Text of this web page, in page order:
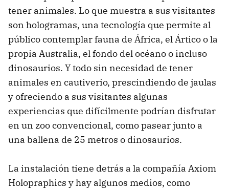
tener animales. Lo que muestra a sus visitantes
son hologramas, una tecnología que permite al
público contemplar fauna de África, el Ártico o la
propia Australia, el fondo del océano o incluso
dinosaurios. Y todo sin necesidad de tener
animales en cautiverio, prescindiendo de jaulas
y ofreciendo a sus visitantes algunas
experiencias que difícilmente podrían disfrutar
en un zoo convencional, como pasear junto a
una ballena de 25 metros o dinosaurios.
La instalación tiene detrás a la compañía Axiom
Holopraphics y hay algunos medios, como